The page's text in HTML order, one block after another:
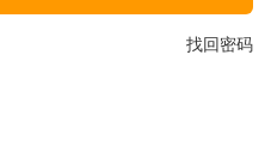
找回密码